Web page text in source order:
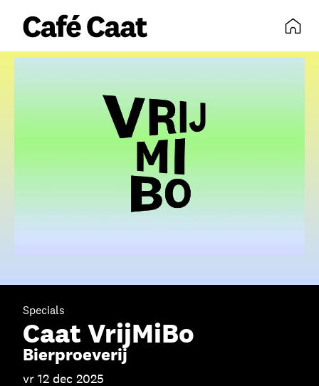
Skip navigatie
volledige agenda
Specials
Caat VrijMiBo
Bierproeverij
vr 12 dec 2025